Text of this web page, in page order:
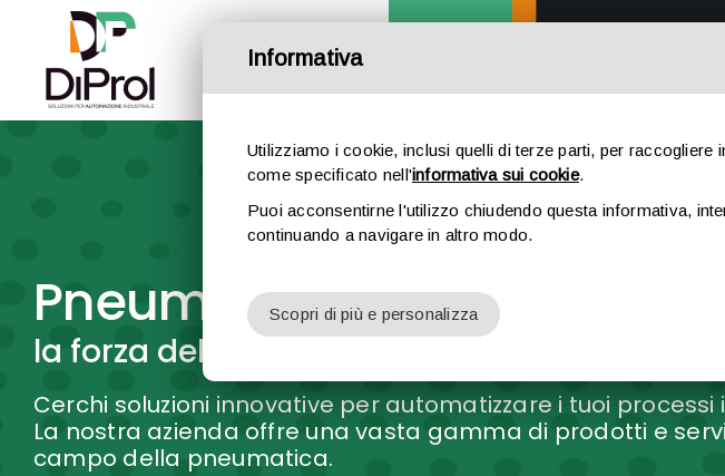
contenuto
Pneumatica
la forza dell’aria al tuo servizio
Cerchi soluzioni innovative per automatizzare i tuoi processi
La nostra azienda offre una vasta gamma di prodotti e
campo della pneumatica.
Informativa
Utilizziamo i cookie, inclusi quelli di terze parti, per
come specificato nell'informativa sui cookie.
Puoi acconsentirne l'utilizzo chiudendo questa informativa,
continuando a navigare in altro modo.
Scopri di più e personalizza